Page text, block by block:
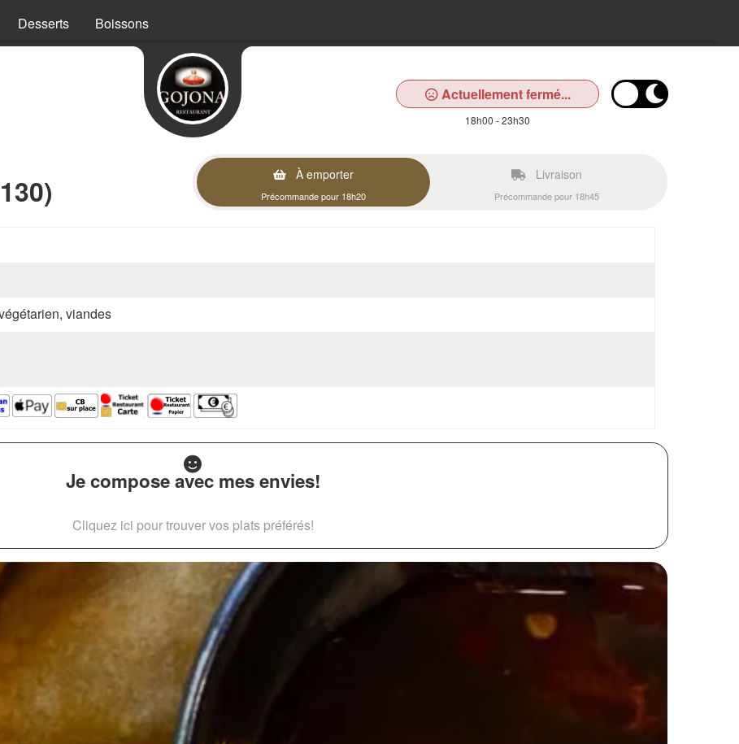
Desserts Boissons
Actuellement fermé...
18h00 - 23h30
À emporter
Précommande pour 18h20
Livraison
Précommande pour 18h45
viandes
Je compose avec mes envies!
Cliquez ici pour trouver vos plats préférés!